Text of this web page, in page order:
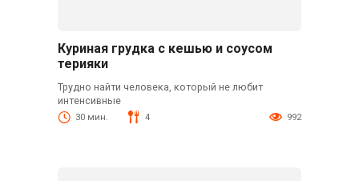
Куриная грудка с кешью и соусом
терияки
Трудно найти человека, который не любит
интенсивные
30 мин. 4 992